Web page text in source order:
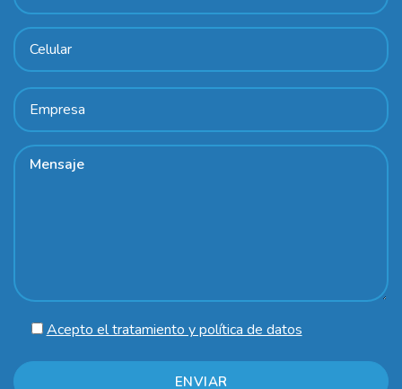
Acepto el tratamiento y política de datos